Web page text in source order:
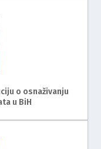
o osnaživanju
u BiH